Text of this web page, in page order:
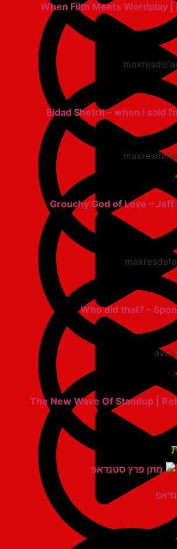
When Filth Meets
Eldad Shetrit – when i
Grouchy God of Love
Who did that?
The New Wave Of